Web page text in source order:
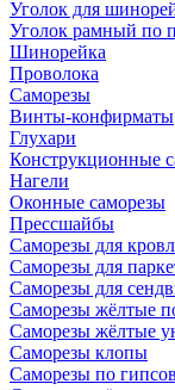
Уголок для
Уголок рамный по
Шинорейка
Проволока
Саморезы
Винты-конфирматы
Глухари
Конструкционные
Нагели
Оконные саморезы
Прессшайбы
Саморезы для
Саморезы для
Саморезы для
Саморезы жёлтые
Саморезы жёлтые
Саморезы клопы
Саморезы по